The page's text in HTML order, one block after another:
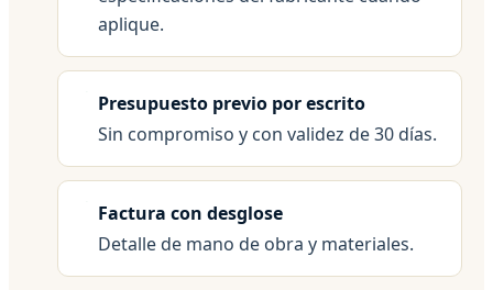
aplique.
Presupuesto previo por escrito
Sin compromiso y con validez de 30 días.
Factura con desglose
Detalle de mano de obra y materiales.